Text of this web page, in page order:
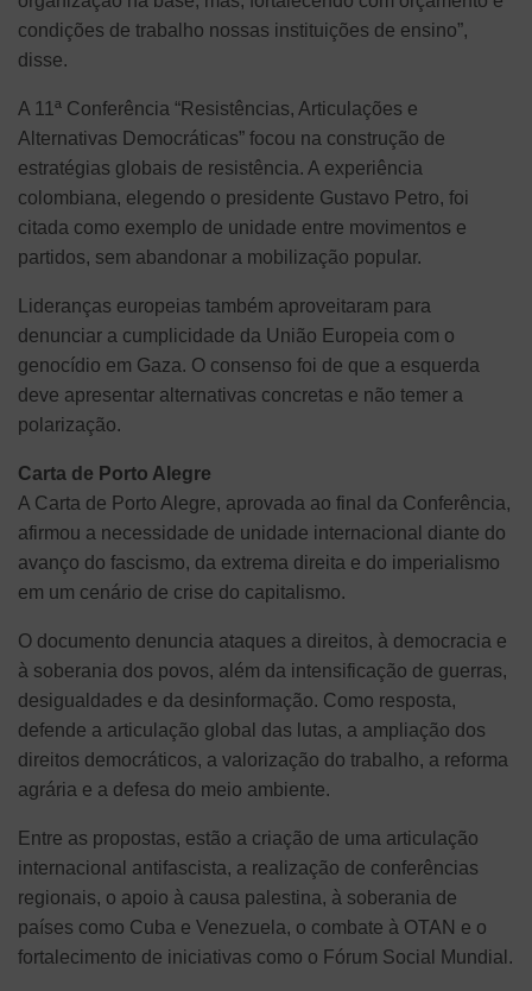
condições de trabalho nossas instituições de ensino”,
disse.
A 11ª Conferência “Resistências, Articulações e
Alternativas Democráticas” focou na construção de
estratégias globais de resistência. A experiência
colombiana, elegendo o presidente Gustavo Petro, foi
citada como exemplo de unidade entre movimentos e
partidos, sem abandonar a mobilização popular.
Lideranças europeias também aproveitaram para
denunciar a cumplicidade da União Europeia com o
genocídio em Gaza. O consenso foi de que a esquerda
deve apresentar alternativas concretas e não temer a
polarização.
Carta de Porto Alegre
A Carta de Porto Alegre, aprovada ao final da Conferência,
afirmou a necessidade de unidade internacional diante do
avanço do fascismo, da extrema direita e do imperialismo
em um cenário de crise do capitalismo.
O documento denuncia ataques a direitos, à democracia e
à soberania dos povos, além da intensificação de guerras,
desigualdades e da desinformação. Como resposta,
defende a articulação global das lutas, a ampliação dos
direitos democráticos, a valorização do trabalho, a reforma
agrária e a defesa do meio ambiente.
Entre as propostas, estão a criação de uma articulação
internacional antifascista, a realização de conferências
regionais, o apoio à causa palestina, à soberania de
países como Cuba e Venezuela, o combate à OTAN e o
fortalecimento de iniciativas como o Fórum Social Mundial.